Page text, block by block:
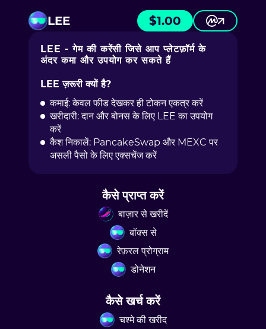
LEE $1.00
LEE - गेम की करेंसी जिसे आप प्लेटफ़ॉर्म के
अंदर कमा और उपयोग कर सकते हैं
LEE ज़रूरी क्यों है?
कमाई: केवल फीड देखकर ही टोकन एकत्र करें
खरीदारी: दान और बोनस के लिए LEE का उपयोग
करें
कैश निकालें: PancakeSwap और MEXC पर
असली पैसो के लिए एक्सचेंज करें
कैसे प्राप्त करें
बाज़ार से खरीदें
बॉक्स से
रेफ़रल प्रोग्राम
डोनेशन
कैसे खर्च करें
चश्मे की खरीद